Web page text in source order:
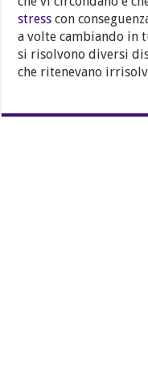
stress con
a volte cambiando in
si risolvono diversi
che ritenevano